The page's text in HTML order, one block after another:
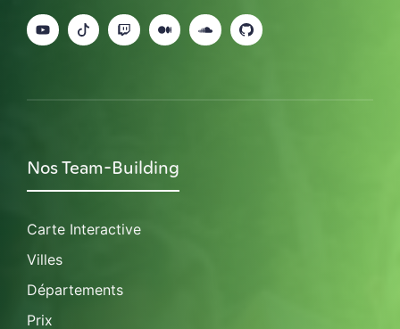
Nos Team-Building
Carte Interactive
Villes
Départements
Prix